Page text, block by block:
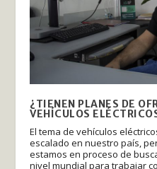
¿TIENEN PLANES DE
VEHÍCULOS
El tema de vehículos
escalado en nuestro país,
estamos en proceso de
nivel mundial para trabajar